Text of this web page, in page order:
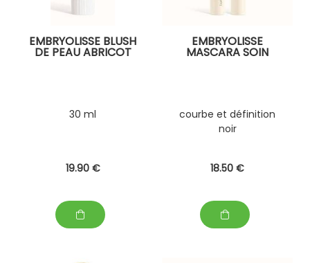
EMBRYOLISSE BLUSH
DE PEAU ABRICOT
30 ml
19.90 €
EMBRYOLISSE
MASCARA SOIN
courbe et définition
noir
18.50 €